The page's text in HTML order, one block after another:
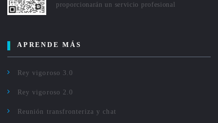
proporcionarán un servicio profesional
APRENDE MÁS
Rey vigoroso 3.0
Rey vigoroso 2.0
Reunión transfronteriza y chat